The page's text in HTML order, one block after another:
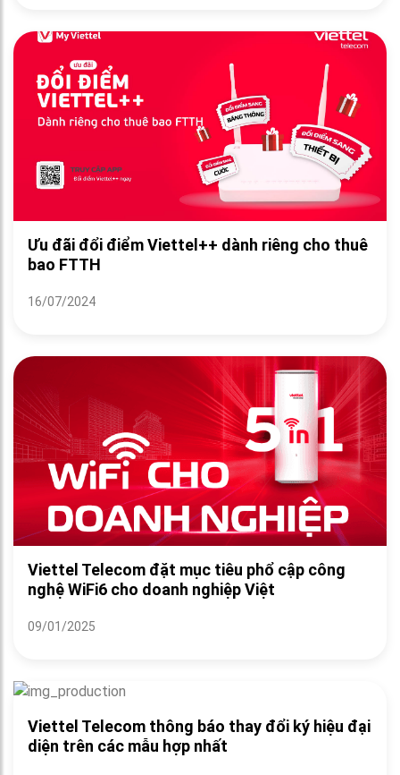
Ưu đãi đổi điểm Viettel++ dành riêng cho thuê
bao FTTH
16/07/2024
Viettel Telecom đặt mục tiêu phổ cập công
nghệ WiFi6 cho doanh nghiệp Việt
09/01/2025
Viettel Telecom thông báo thay đổi ký hiệu đại
diện trên các mẫu hợp nhất